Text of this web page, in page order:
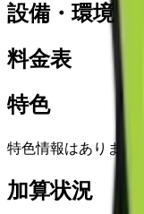
設備・環境
料金表
特色
特色情報はありません
加算状況